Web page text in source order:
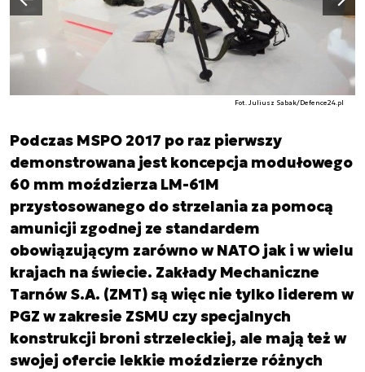
Fot. Juliusz Sabak/Defence24.pl
Poprzedni slajd
Podczas MSPO 2017 po raz pierwszy
demonstrowana jest koncepcja modułowego
60 mm moździerza LM-61M
przystosowanego do strzelania za pomocą
amunicji zgodnej ze standardem
obowiązującym zarówno w NATO jak i w wielu
krajach na świecie. Zakłady Mechaniczne
Tarnów S.A. (ZMT) są więc nie tylko liderem w
PGZ w zakresie ZSMU czy specjalnych
konstrukcji broni strzeleckiej, ale mają też w
swojej ofercie lekkie moździerze różnych